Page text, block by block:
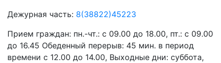
Дежурная часть: 8(38822)45223
Прием граждан: пн.-чт.: с 09.00 до 18.00, пт.: с 09.00
до 16.45 Обеденный перерыв: 45 мин. в период
времени с 12.00 до 14.00, Выходные дни: суббота,